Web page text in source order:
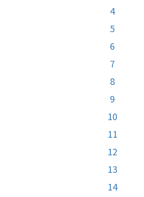
4
5
6
7
8
9
10
11
12
13
14